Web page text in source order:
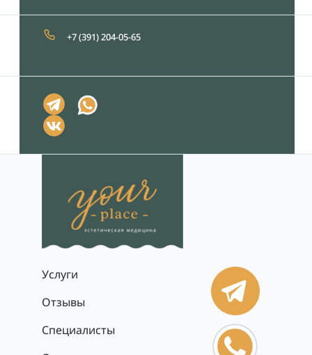
+7 (391) 204-05-65
Услуги
Отзывы
Специалисты